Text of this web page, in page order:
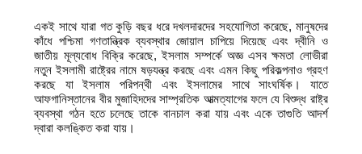
একই সাথে যারা গত কুড়ি বছর ধরে দখলদারদের সহযোগিতা করেছে, মানুষদের
কাঁধে পশ্চিমা গণতান্ত্রিক ব্যবস্থার জোয়াল চাপিয়ে দিয়েছে এবং দ্বীনি ও
জাতীয় মূল্যবোধ বিক্রি করেছে, ইসলাম সম্পর্কে অজ্ঞ এসব ক্ষমতা লোভীরা
নতুন ইসলামী রাষ্ট্রের নামে ষড়যন্ত্র করছে এবং এমন কিছু পরিকল্পনাও গ্রহণ
করছে যা ইসলাম পরিপন্থী এবং ইসলামের সাথে সাংঘর্ষিক। যাতে
আফগানিস্তানের বীর মুজাহিদদের সাম্প্রতিক আত্মত্যাগের ফলে যে বিশুদ্ধ রাষ্ট্র
ব্যবস্থা গঠন হতে চলেছে তাকে বানচাল করা যায় এবং একে তাগুতি আদর্শ
দ্বারা কলঙ্কিত করা যায়।